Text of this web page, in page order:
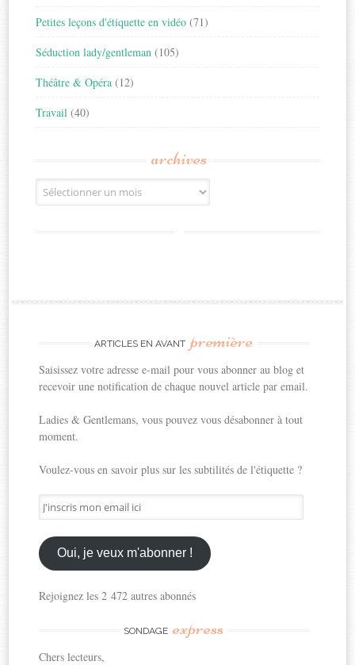
Petites leçons d'étiquette en vidéo (71)
Séduction lady/gentleman (105)
Théâtre & Opéra (12)
Travail (40)
archives
Archives
ARTICLES EN AVANT première
Saisissez votre adresse e-mail pour vous abonner au blog et
recevoir une notification de chaque nouvel article par email.
Ladies & Gentlemans, vous pouvez vous désabonner à tout
moment.
Voulez-vous en savoir plus sur les subtilités de l'étiquette ?
J'inscris
mon
email
ici
Oui, je veux m'abonner !
Rejoignez les 2 472 autres abonnés
SONDAGE express
Chers lecteurs,